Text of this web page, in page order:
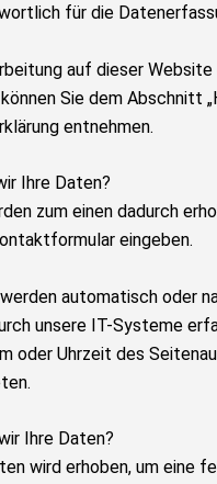
für die
auf dieser
Sie dem Abschnitt
entnehmen.
Ihre Daten?
zum einen dadurch
eingeben.
automatisch oder
unsere IT-Systeme
oder Uhrzeit des
Ihre Daten?
wird erhoben, um eine